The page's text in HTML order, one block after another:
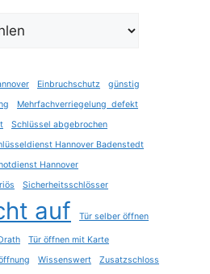
Einbruchschutz
günstig
Mehrfachverriegelung defekt
Schlüssel abgebrochen
Hannover Badenstedt
Hannover
Sicherheitsschlösser
auf Tür selber öffnen
Tür öffnen mit Karte
Wissenswert
Zusatzschloss